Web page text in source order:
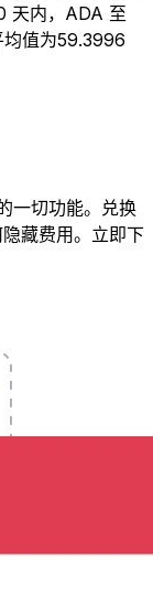
天内，ADA 至
值为59.3996
一切功能。兑换
藏费用。立即下